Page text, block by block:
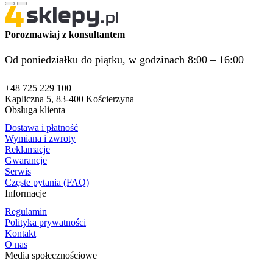
Porozmawiaj z konsultantem
Od poniedziałku do piątku, w godzinach 8:00 – 16:00
+48 725 229 100
Kapliczna 5, 83-400 Kościerzyna
Obsługa klienta
Dostawa i płatność
Wymiana i zwroty
Reklamacje
Gwarancje
Serwis
Częste pytania (FAQ)
Informacje
Regulamin
Polityka prywatności
Kontakt
O nas
Media społecznościowe